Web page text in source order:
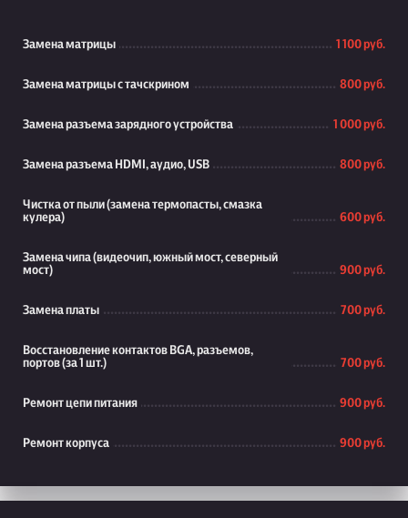
Замена матрицы 1 100 руб.
Замена матрицы с тачскрином 800 руб.
Замена разъема зарядного устройства 1 000 руб.
Замена разъема HDMI, аудио, USB 800 руб.
Чистка от пыли (замена термопасты, смазка
кулера)
600 руб.
Замена чипа (видеочип, южный мост, северный
мост)
900 руб.
Замена платы 700 руб.
Восстановление контактов BGA, разъемов,
портов (за 1 шт.)
700 руб.
Ремонт цепи питания 900 руб.
Ремонт корпуса 900 руб.